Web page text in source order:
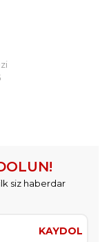
siz haberdar
KAYDOL